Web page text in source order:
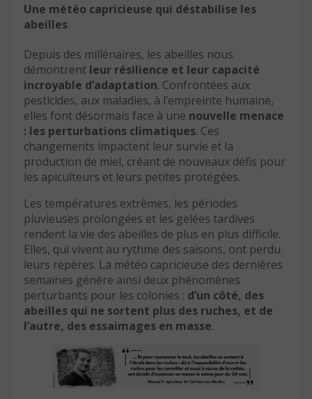
Une météo capricieuse qui déstabilise les
abeilles
Depuis des millénaires, les abeilles nous
démontrent leur résilience et leur capacité
incroyable d’adaptation. Confrontées aux
pesticides, aux maladies, à l’empreinte humaine,
elles font désormais face à une nouvelle menace
: les perturbations climatiques. Ces
changements impactent leur survie et la
production de miel, créant de nouveaux défis pour
les apiculteurs et leurs petites protégées.
Les températures extrêmes, les périodes
pluvieuses prolongées et les gelées tardives
rendent la vie des abeilles de plus en plus difficile.
Elles, qui vivent au rythme des saisons, ont perdu
leurs repères. La météo capricieuse des dernières
semaines génère ainsi deux phénomènes
perturbants pour les colonies : d’un côté, des
abeilles qui ne sortent plus des ruches, et de
l’autre, des essaimages en masse.